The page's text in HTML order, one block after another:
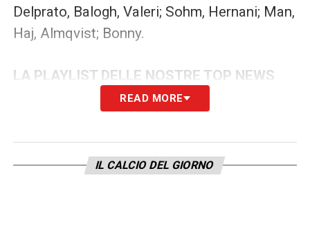
Delprato, Balogh, Valeri; Sohm, Hernani; Man,
Haj, Almqvist; Bonny.
LA PLAYLIST DELLE NOSTRE TOP NEWS
READ MORE
IL CALCIO DEL GIORNO